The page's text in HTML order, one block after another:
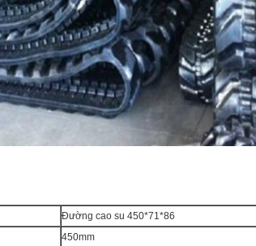
Đường cao su 450*71*86
450mm